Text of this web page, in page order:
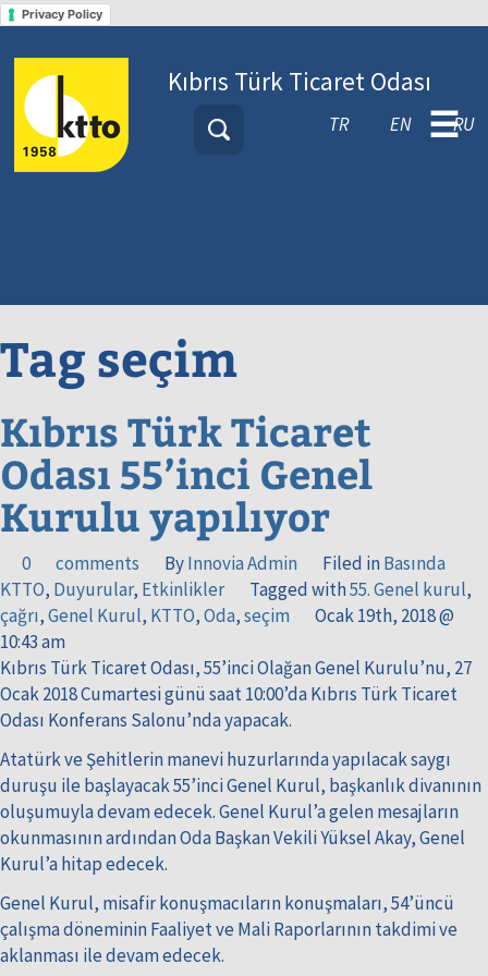
Privacy Policy
Kıbrıs Türk Ticaret Odası
TR EN RU
☰
Tag seçim
Kıbrıs Türk Ticaret
Odası 55’inci Genel
Kurulu yapılıyor
0 comments ByInnovia Admin Filed inBasında
KTTO, Duyurular, Etkinlikler Tagged with55. Genel kurul,
çağrı,Genel Kurul, KTTO,Oda,seçim
Ocak 19th, 2018 @
10:43 am
Kıbrıs Türk Ticaret Odası, 55’inci Olağan Genel Kurulu’nu, 27
Ocak 2018 Cumartesi günü saat 10:00’da Kıbrıs Türk Ticaret
Odası Konferans Salonu’nda yapacak.
Atatürk ve Şehitlerin manevi huzurlarında yapılacak saygı
duruşu ile başlayacak 55’inci Genel Kurul, başkanlık divanının
oluşumuyla devam edecek. Genel Kurul’a gelen mesajların
okunmasının ardından Oda Başkan Vekili Yüksel Akay, Genel
Kurul’a hitap edecek.
Genel Kurul, misafir konuşmacıların konuşmaları, 54’üncü
çalışma döneminin Faaliyet ve Mali Raporlarının takdimi ve
aklanması ile devam edecek.